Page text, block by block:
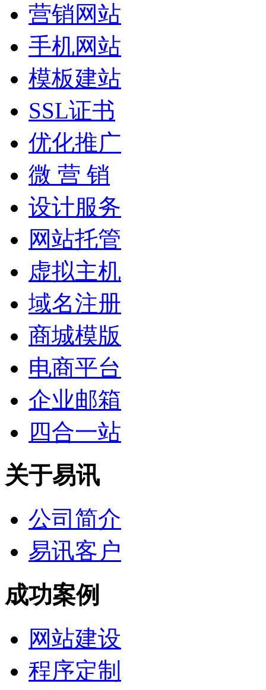
营销网站
手机网站
模板建站
SSL证书
优化推广
微 营 销
设计服务
网站托管
虚拟主机
域名注册
商城模版
电商平台
企业邮箱
四合一站
关于易讯
公司简介
易讯客户
成功案例
网站建设
程序定制